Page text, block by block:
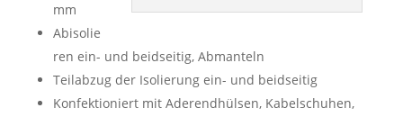
mm
Abisolie
ren ein- und beidseitig, Abmanteln
Teilabzug der Isolierung ein- und beidseitig
Konfektioniert mit Aderendhülsen, Kabelschuhen,